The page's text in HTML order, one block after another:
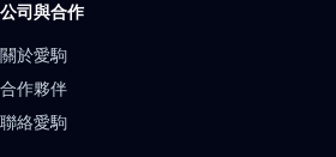
公司與合作
關於愛駒
合作夥伴
聯絡愛駒